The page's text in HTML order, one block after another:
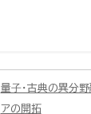
量⼦・古典の異分
アの開拓